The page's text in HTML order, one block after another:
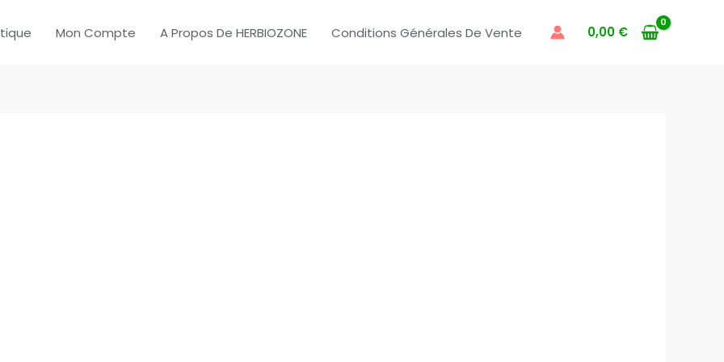
Mon Compte A Propos De HERBIOZONE Conditions Générales De Vente 0,00 €